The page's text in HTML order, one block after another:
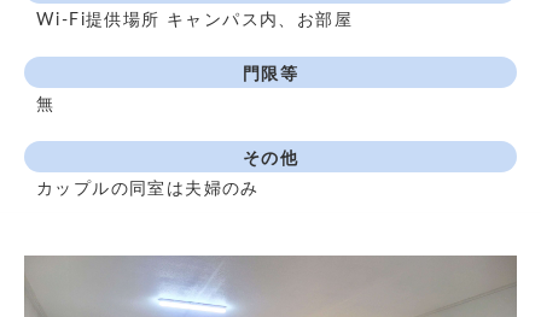
Wi-Fi提供場所 キャンパス内、お部屋
門限等
無
その他
カップルの同室は夫婦のみ